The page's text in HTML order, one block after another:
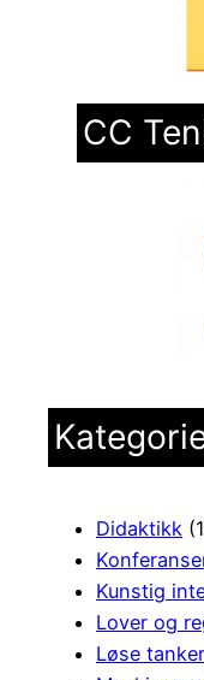
CC
Didaktikk
Kunstig
Lover og
Løse tanker